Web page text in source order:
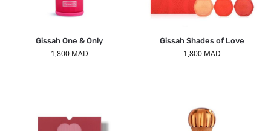
Gissah One & Only
1,800 MAD
Gissah Shades of Love
1,800 MAD